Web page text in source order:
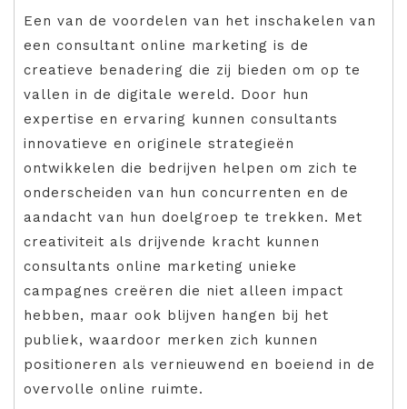
Een van de voordelen van het inschakelen van
een consultant online marketing is de
creatieve benadering die zij bieden om op te
vallen in de digitale wereld. Door hun
expertise en ervaring kunnen consultants
innovatieve en originele strategieën
ontwikkelen die bedrijven helpen om zich te
onderscheiden van hun concurrenten en de
aandacht van hun doelgroep te trekken. Met
creativiteit als drijvende kracht kunnen
consultants online marketing unieke
campagnes creëren die niet alleen impact
hebben, maar ook blijven hangen bij het
publiek, waardoor merken zich kunnen
positioneren als vernieuwend en boeiend in de
overvolle online ruimte.